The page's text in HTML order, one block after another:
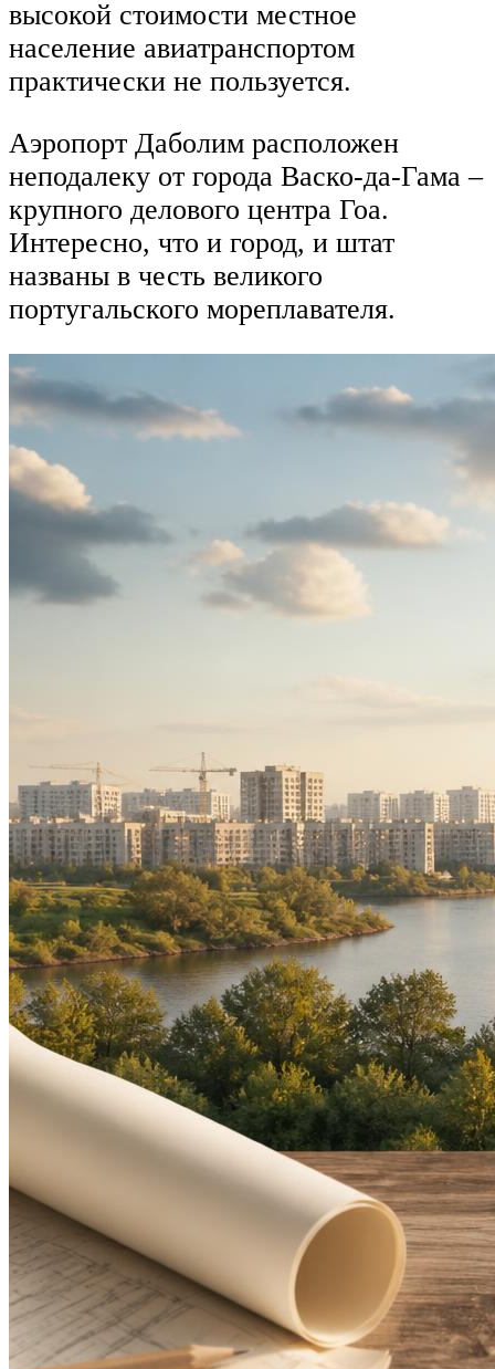
высокой стоимости местное
население авиатранспортом
практически не пользуется.
Аэропорт Даболим расположен
неподалеку от города Васко-да-Гама –
крупного делового центра Гоа.
Интересно, что и город, и штат
названы в честь великого
португальского мореплавателя.